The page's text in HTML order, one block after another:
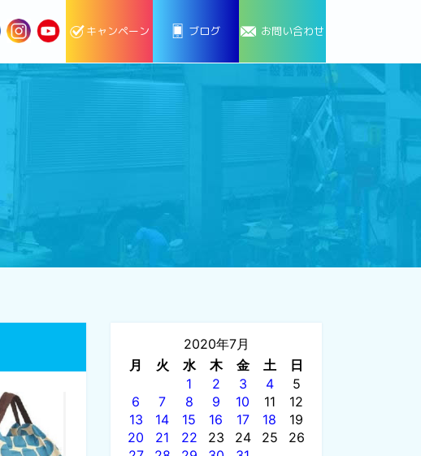
キャンペーン ブログ お問い合わせ
2020年7月
月
火 水 木 金 土
日
1
2 3 4
5
6
7 8 9 10 11
12
13
14 15 16 17 18
19
20
21 22 23 24 25
26